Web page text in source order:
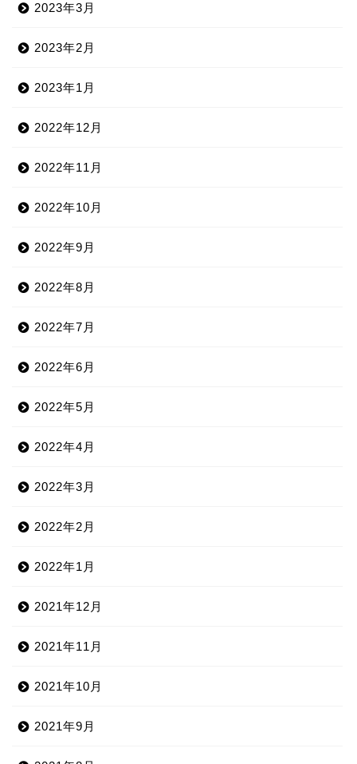
2023年3月
2023年2月
2023年1月
2022年12月
2022年11月
2022年10月
2022年9月
2022年8月
2022年7月
2022年6月
2022年5月
2022年4月
2022年3月
2022年2月
2022年1月
2021年12月
2021年11月
2021年10月
2021年9月